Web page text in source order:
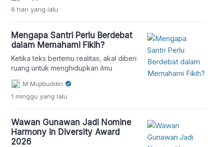
terpendam.
6 hari yang lalu
Mengapa Santri Perlu Berdebat
dalam Memahami Fikih?
Ketika teks bertemu realitas, akal diberi
ruang untuk menghidupkan ilmu
M Mujibuddin
1 minggu yang lalu
Wawan Gunawan Jadi Nomine
Harmony in Diversity Award
2026